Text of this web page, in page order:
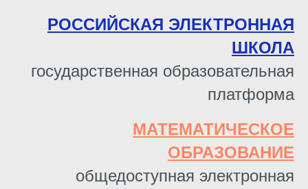
РОССИЙСКАЯ ЭЛЕКТРОННАЯ
ШКОЛА
государственная образовательная
платформа
МАТЕМАТИЧЕСКОЕ
ОБРАЗОВАНИЕ
общедоступная электронная